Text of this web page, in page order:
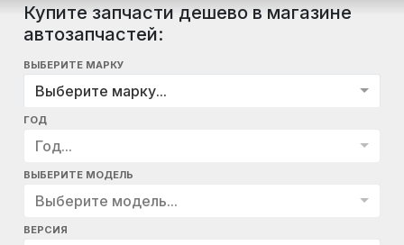
Купите запчасти дешево в магазине
автозапчастей:
ВЫБЕРИТЕ МАРКУ
Выберите марку...
ГОД
Год...
ВЫБЕРИТЕ МОДЕЛЬ
Выберите модель...
ВЕРСИЯ